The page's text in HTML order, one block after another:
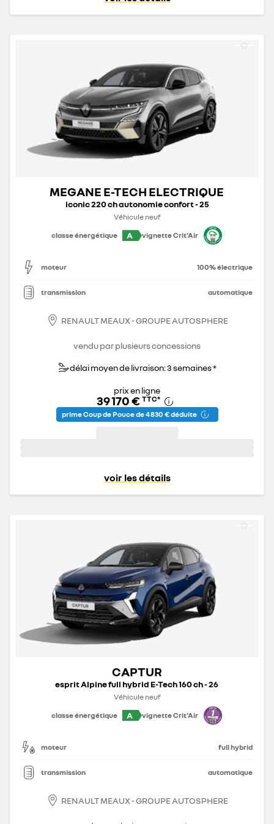
MEGANE E-TECH ELECTRIQUE
iconic 220 ch autonomie confort - 25
Véhicule neuf
classe énergétique
A vignette Crit'Air
moteur 100% électrique
transmission automatique
RENAULT MEAUX - GROUPE AUTOSPHERE
vendu par plusieurs concessions
délai moyen de livraison: 3 semaines *
prix en ligne
39 170 € TTC*
prime Coup de Pouce de 4 830 € déduite
voir les détails
CAPTUR
esprit Alpine full hybrid E-Tech 160 ch - 26
Véhicule neuf
classe énergétique
A vignette Crit'Air
moteur full hybrid
transmission automatique
RENAULT MEAUX - GROUPE AUTOSPHERE